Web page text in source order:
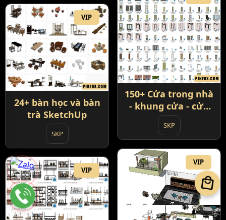
150+ Cửa trong nhà
- khung cửa - cửa
phòng và đồ nội
thất
SKP
VIP
24+ bàn học và bàn
trà SketchUp
SKP
VIP
VIP
local_mall